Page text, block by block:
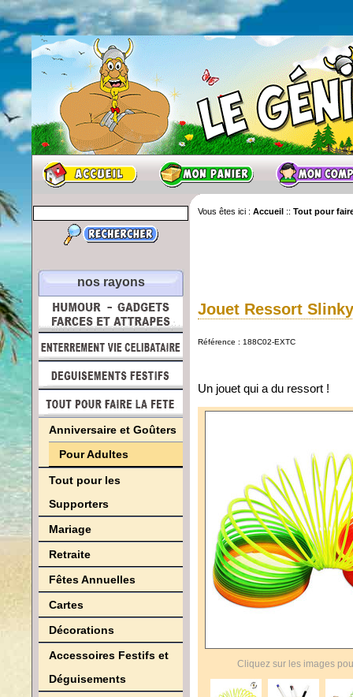
nos rayons
Anniversaire et Goûters
Pour Adultes
Tout pour les
Supporters
Mariage
Retraite
Fêtes Annuelles
Cartes
Décorations
Accessoires Festifs et
Déguisements
Vous êtes ici : Accueil :: Tout pour
Jouet Ressort
Référence : 188C02-EXTC
Un jouet qui a du ressort !
Cliquez sur les images